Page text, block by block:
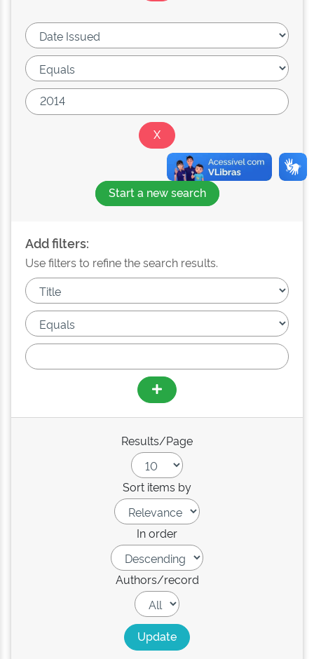
Start a new search
Add filters:
Use filters to refine the search results.
Results/Page
Sort items by
In order
Authors/record